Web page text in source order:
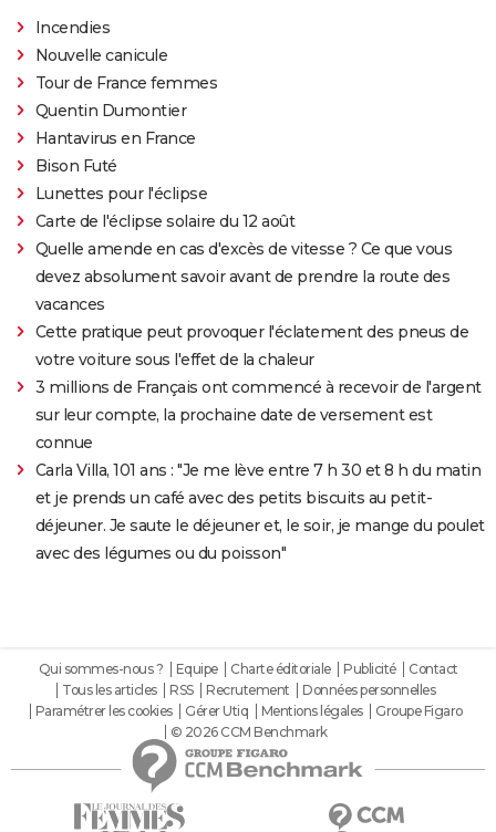
Incendies
Nouvelle canicule
Tour de France femmes
Quentin Dumontier
Hantavirus en France
Bison Futé
Lunettes pour l'éclipse
Carte de l'éclipse solaire du 12 août
Quelle amende en cas d'excès de vitesse ? Ce que vous
devez absolument savoir avant de prendre la route des
vacances
Cette pratique peut provoquer l'éclatement des pneus de
votre voiture sous l'effet de la chaleur
3 millions de Français ont commencé à recevoir de l'argent
sur leur compte, la prochaine date de versement est
connue
Carla Villa, 101 ans : "Je me lève entre 7 h 30 et 8 h du matin
et je prends un café avec des petits biscuits au petit-
déjeuner. Je saute le déjeuner et, le soir, je mange du poulet
avec des légumes ou du poisson"
Qui sommes-nous ? Equipe Charte éditoriale Publicité
Contact
Tous les articles
RSS Recrutement
Données personnelles
Paramétrer les cookies
Gérer Utiq Mentions légales
Groupe Figaro
© 2026 CCM Benchmark